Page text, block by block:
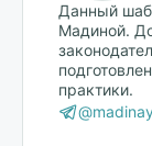
Данный
Мадиной.
практики.